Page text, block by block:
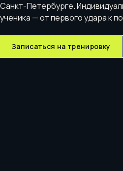
Санкт-Петербурге.
ученика — от первого удара к
Записаться на тренировку